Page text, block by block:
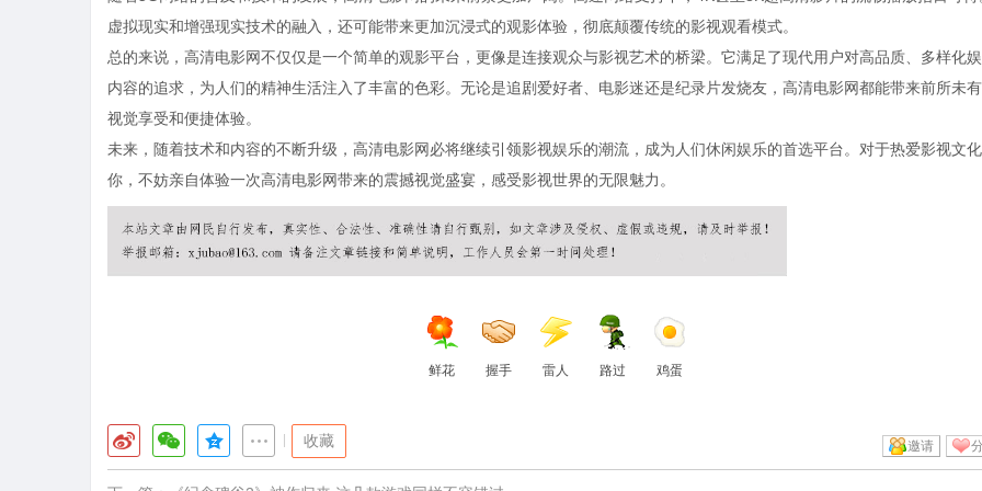
虚拟现实和增强现实技术的融入，还可能带来更加沉浸式的观影体验，彻底颠覆传统的影视观看模式。
总的来说，高清电影网不仅仅是一个简单的观影平台，更像是连接观众与影视艺术的桥梁。它满足了现代用户对高品质、多样化
内容的追求，为人们的精神生活注入了丰富的色彩。无论是追剧爱好者、电影迷还是纪录片发烧友，高清电影网都能带来前所未
视觉享受和便捷体验。
未来，随着技术和内容的不断升级，高清电影网必将继续引领影视娱乐的潮流，成为人们休闲娱乐的首选平台。对于热爱影视文
你，不妨亲自体验一次高清电影网带来的震撼视觉盛宴，感受影视世界的无限魅力。
鲜花 握手 雷人 路过 鸡蛋
收藏 邀请